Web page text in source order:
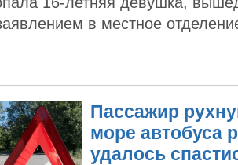
в местное
Пассажир
море автобуса
удалось